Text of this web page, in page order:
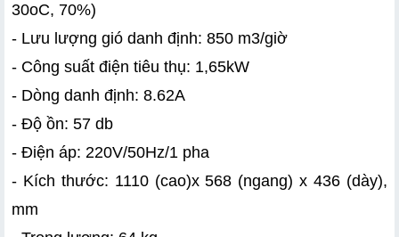
30oC, 70%)
- Lưu lượng gió danh định: 850 m3/giờ
- Công suất điện tiêu thụ: 1,65kW
- Dòng danh định: 8.62A
- Độ ồn: 57 db
- Điện áp: 220V/50Hz/1 pha
- Kích thước: 1110 (cao)x 568 (ngang) x 436 (dày),
mm